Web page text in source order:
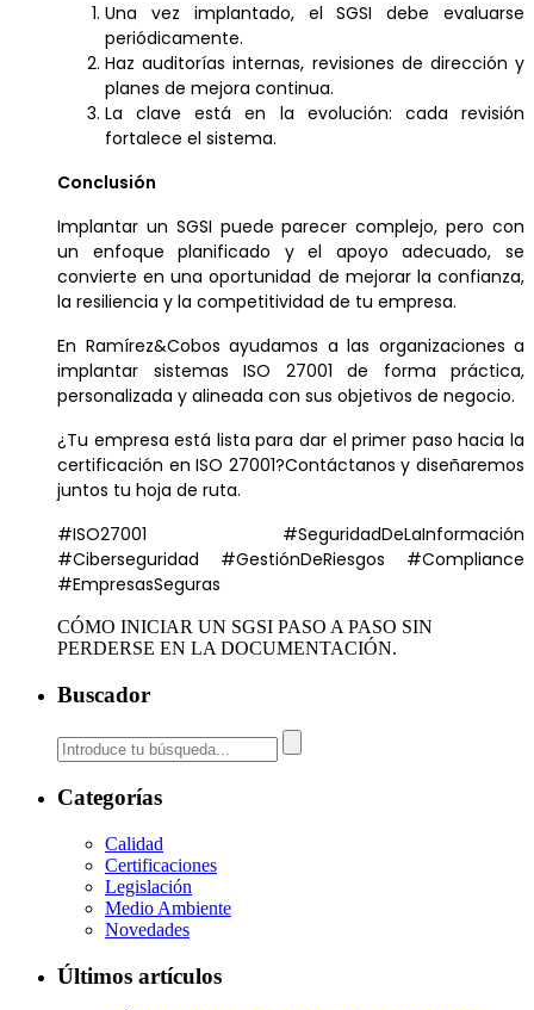
Una vez implantado, el SGSI debe evaluarse
periódicamente.
Haz auditorías internas, revisiones de dirección y
planes de mejora continua.
La clave está en la evolución: cada revisión
fortalece el sistema.
Conclusión
Implantar un SGSI puede parecer complejo, pero con
un enfoque planificado y el apoyo adecuado, se
convierte en una oportunidad de mejorar la confianza,
la resiliencia y la competitividad de tu empresa.
En Ramírez&Cobos ayudamos a las organizaciones a
implantar sistemas ISO 27001 de forma práctica,
personalizada y alineada con sus objetivos de negocio.
¿Tu empresa está lista para dar el primer paso hacia la
certificación en ISO 27001?Contáctanos y diseñaremos
juntos tu hoja de ruta.
#ISO27001 #SeguridadDeLaInformación
#Ciberseguridad #GestiónDeRiesgos #Compliance
#EmpresasSeguras
CÓMO INICIAR UN SGSI PASO A PASO SIN
PERDERSE EN LA DOCUMENTACIÓN.
Buscador
Categorías
Calidad
Certificaciones
Legislación
Medio Ambiente
Novedades
Últimos artículos